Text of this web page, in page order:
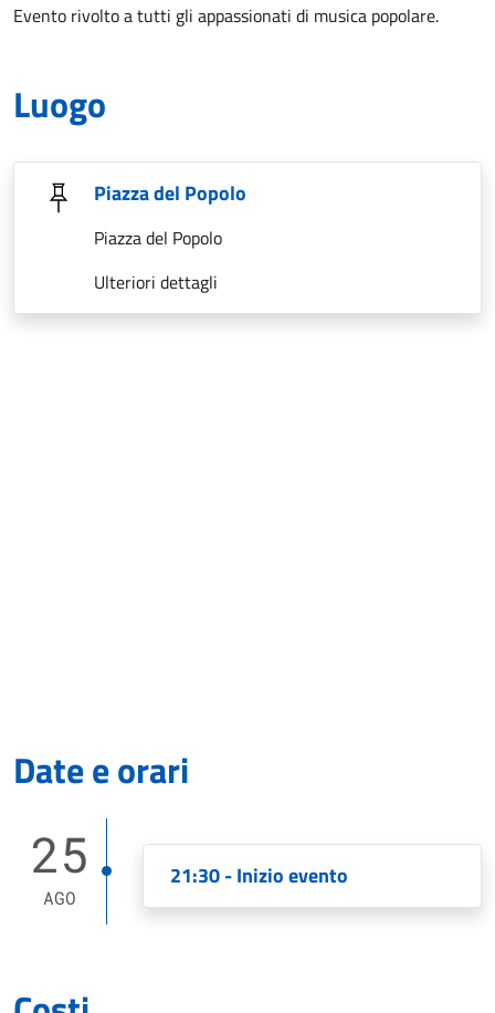
Evento rivolto a tutti gli appassionati di musica popolare.
Luogo
Piazza del Popolo
Piazza del Popolo
Ulteriori dettagli
Date e orari
25
AGO
21:30 - Inizio evento